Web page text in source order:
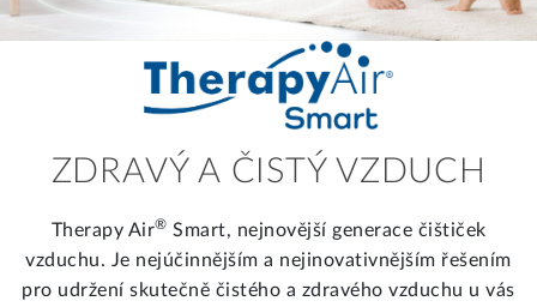
ZDRAVÝ A ČISTÝ VZDUCH
Therapy Air® Smart, nejnovější generace čištiček
vzduchu. Je nejúčinnějším a nejinovativnějším řešením
pro udržení skutečně čistého a zdravého vzduchu u vás